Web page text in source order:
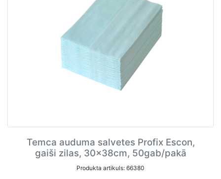
Temca auduma salvetes Profix Escon,
gaiši zilas, 30x38cm, 50gab/pakā
Produkta artikuls: 66380